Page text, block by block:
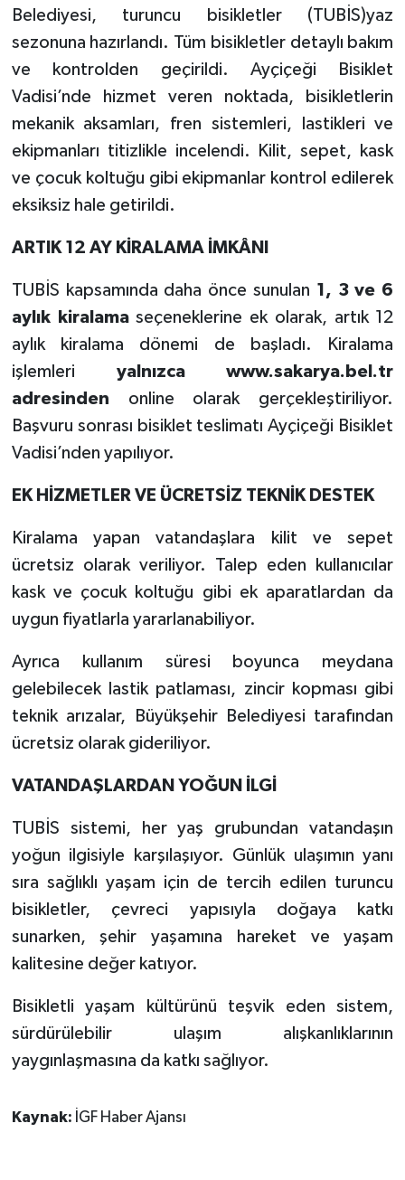
Belediyesi, turuncu bisikletler (TUBİS)yaz
sezonuna hazırlandı. Tüm bisikletler detaylı bakım
ve kontrolden geçirildi. Ayçiçeği Bisiklet
Vadisi’nde hizmet veren noktada, bisikletlerin
mekanik aksamları, fren sistemleri, lastikleri ve
ekipmanları titizlikle incelendi. Kilit, sepet, kask
ve çocuk koltuğu gibi ekipmanlar kontrol edilerek
eksiksiz hale getirildi.
ARTIK 12 AY KİRALAMA İMKÂNI
TUBİS kapsamında daha önce sunulan 1, 3 ve 6
aylık kiralamaseçeneklerine ek olarak, artık 12
aylık kiralama dönemi de başladı. Kiralama
işlemleri yalnızca www.sakarya.bel.tr
adresinden online olarak gerçekleştiriliyor.
Başvuru sonrası bisiklet teslimatı Ayçiçeği Bisiklet
Vadisi’nden yapılıyor.
EK HİZMETLER VE ÜCRETSİZ TEKNİK DESTEK
Kiralama yapan vatandaşlara kilit ve sepet
ücretsiz olarak veriliyor. Talep eden kullanıcılar
kask ve çocuk koltuğu gibi ek aparatlardan da
uygun fiyatlarla yararlanabiliyor.
Ayrıca kullanım süresi boyunca meydana
gelebilecek lastik patlaması, zincir kopması gibi
teknik arızalar, Büyükşehir Belediyesi tarafından
ücretsiz olarak gideriliyor.
VATANDAŞLARDAN YOĞUN İLGİ
TUBİS sistemi, her yaş grubundan vatandaşın
yoğun ilgisiyle karşılaşıyor. Günlük ulaşımın yanı
sıra sağlıklı yaşam için de tercih edilen turuncu
bisikletler, çevreci yapısıyla doğaya katkı
sunarken, şehir yaşamına hareket ve yaşam
kalitesine değer katıyor.
Bisikletli yaşam kültürünü teşvik eden sistem,
sürdürülebilir ulaşım alışkanlıklarının
yaygınlaşmasına da katkı sağlıyor.
Kaynak: İGF Haber Ajansı
SİYASET
SPOR
TEKNOLOJİ
YAŞAM